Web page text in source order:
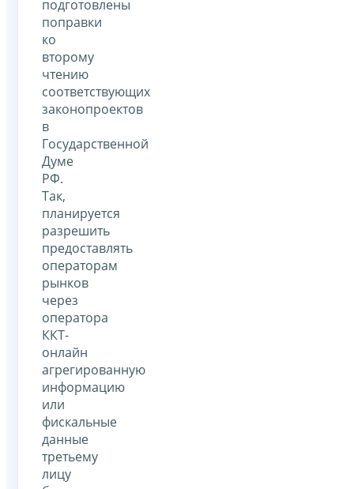
подготовлены
поправки
ко
второму
чтению
соответствующих
законопроектов
в
Государственной
Думе
РФ.
Так,
планируется
разрешить
предоставлять
операторам
рынков
через
оператора
ККТ-
онлайн
агрегированную
информацию
или
фискальные
данные
третьему
лицу